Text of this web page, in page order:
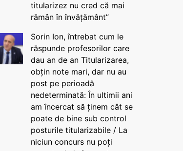
titularizez nu cred că mai
rămân în învățământ”
Sorin Ion, întrebat cum le
răspunde profesorilor care
dau an de an Titularizarea,
obțin note mari, dar nu au
post pe perioadă
nedeterminată: În ultimii ani
am încercat să ținem cât se
poate de bine sub control
posturile titularizabile / La
niciun concurs nu poți